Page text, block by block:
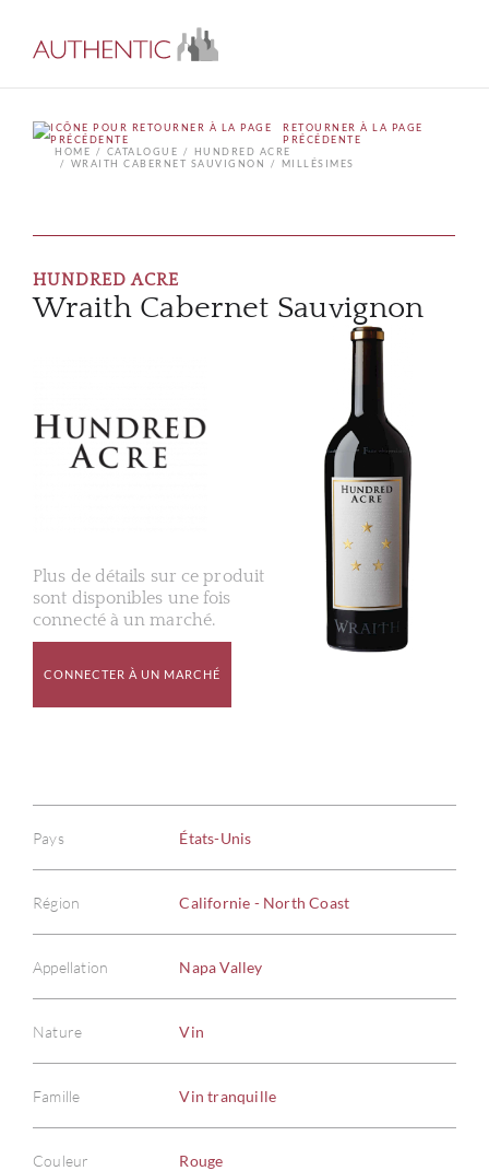
RETOURNER À LA PAGE
PRÉCÉDENTE
HOME
CATALOGUE
HUNDRED ACRE
WRAITH CABERNET SAUVIGNON
MILLÉSIMES
HUNDRED ACRE
Wraith Cabernet Sauvignon
Plus de détails sur ce produit
sont disponibles une fois
connecté à un marché.
CONNECTER À UN MARCHÉ
Pays États-Unis
Région Californie - North Coast
Appellation Napa Valley
Nature Vin
Famille Vin tranquille
Couleur Rouge